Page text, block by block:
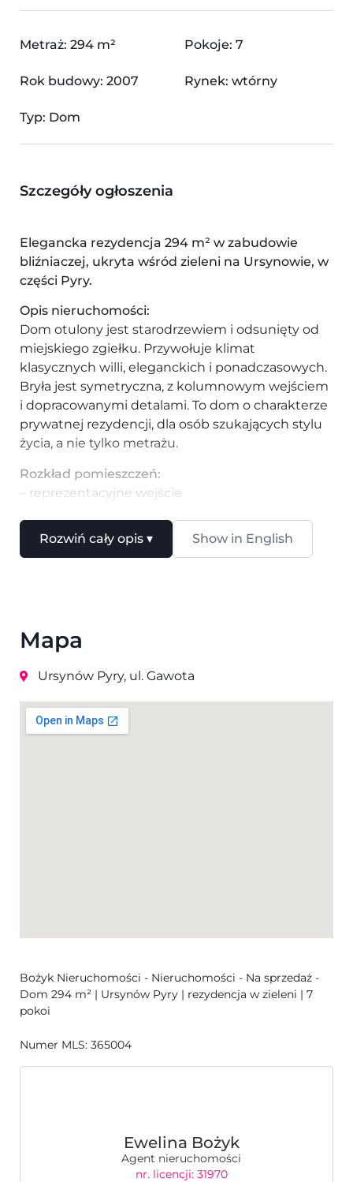
Metraż: 294 m² Pokoje: 7
Rok budowy: 2007 Rynek: wtórny
Typ: Dom
Szczegóły ogłoszenia
Elegancka rezydencja 294 m² w zabudowie
bliźniaczej, ukryta wśród zieleni na Ursynowie, w
części Pyry.
Opis nieruchomości:
Dom otulony jest starodrzewiem i odsunięty od
miejskiego zgiełku. Przywołuje klimat
klasycznych willi, eleganckich i ponadczasowych.
Bryła jest symetryczna, z kolumnowym wejściem
i dopracowanymi detalami. To dom o charakterze
prywatnej rezydencji, dla osób szukających stylu
życia, a nie tylko metrażu.
Rozkład pomieszczeń:
– reprezentacyjne wejście
– kuchnia
– siedem pokoi na dwóch kondygnacjach
Pyry to cicha i zielona część Ursynowa, blisko lasu,
a przy tym dobrze skomunikowana.
Komunikacja:
Blisko komunikacji miejskiej i obwodnicy miasta.
Wygodny dojazd do centrum i na S2.
Rozwiń cały opis ▾ Show in English
Mapa
Ursynów Pyry, ul. Gawota
Bożyk Nieruchomości - Nieruchomości - Na sprzedaż -
Dom 294 m² | Ursynów Pyry | rezydencja w zieleni | 7
pokoi
Numer MLS: 365004
Ewelina Bożyk
Agent nieruchomości
nr. licencji: 31970